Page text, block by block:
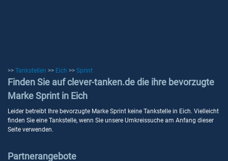
>> Tankstellen >> Eich >> Sprint
Finden Sie auf clever-tanken.de die ihre bevorzugte
Marke Sprint in Eich
Leider betreibt Ihre bevorzugte Marke Sprint keine Tankstelle in Eich. Vielleicht
finden Sie eine Tankstelle, wenn Sie unsere Umkreissuche am Anfang dieser
Seite verwenden.
Partnerangebote